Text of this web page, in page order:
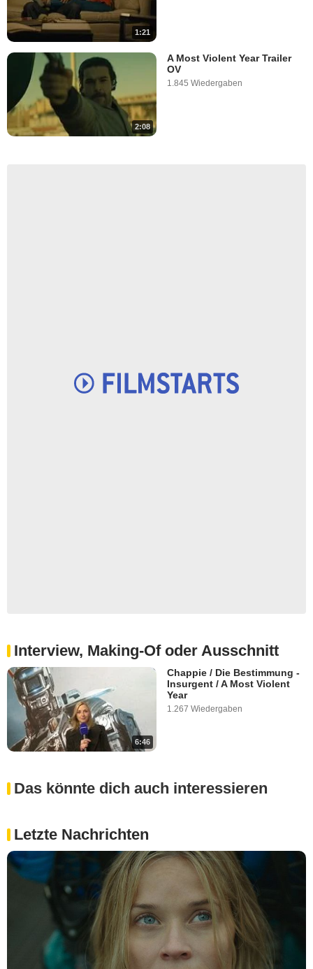
1:21
2:08
A Most Violent Year Trailer
OV
1.845 Wiedergaben
Interview, Making-Of oder Ausschnitt
6:46
Chappie / Die Bestimmung -
Insurgent / A Most Violent
Year
1.267 Wiedergaben
Das könnte dich auch interessieren
Letzte Nachrichten